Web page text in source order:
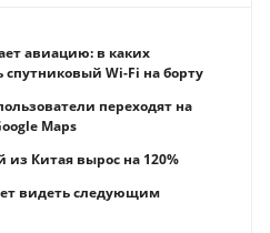
авиацию: в каких
Wi-Fi на борту
переходят на
Maps
из Китая вырос на 120%
видеть следующим